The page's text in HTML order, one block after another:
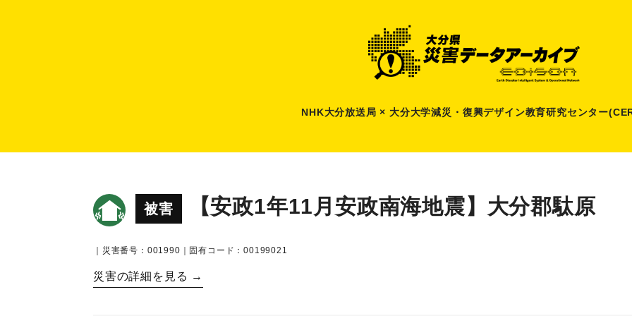
NHK大分放送局 × 大分大学減災 ・ 復興デザイン教育研究センター
被害 【安政1年11月安政南海地震】大分郡駄原
｜災害番号：001990｜固有コード：00199021
災害の詳細を見る →